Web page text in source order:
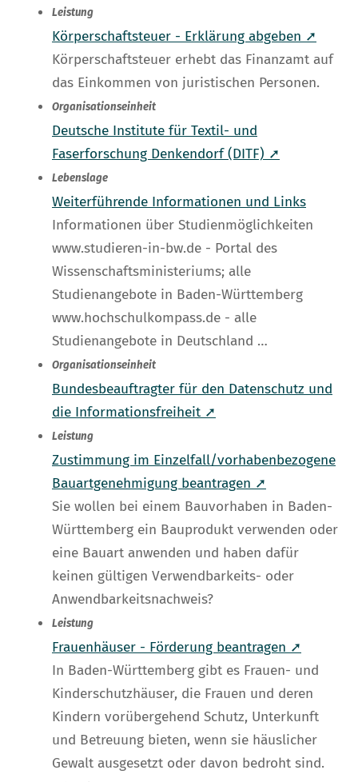
Leistung
Körperschaftsteuer - Erklärung abgeben ➚
Körperschaftsteuer erhebt das Finanzamt auf
das Einkommen von juristischen Personen.
Organisationseinheit
Deutsche Institute für Textil- und
Faserforschung Denkendorf (DITF) ➚
Lebenslage
Weiterführende Informationen und Links
Informationen über Studienmöglichkeiten
www.studieren-in-bw.de - Portal des
Wissenschaftsministeriums; alle
Studienangebote in Baden-Württemberg
www.hochschulkompass.de - alle
Studienangebote in Deutschland …
Organisationseinheit
Bundesbeauftragter für den Datenschutz und
die Informationsfreiheit ➚
Leistung
Zustimmung im Einzelfall/vorhabenbezogene
Bauartgenehmigung beantragen ➚
Sie wollen bei einem Bauvorhaben in Baden-
Württemberg ein Bauprodukt verwenden oder
eine Bauart anwenden und haben dafür
keinen gültigen Verwendbarkeits- oder
Anwendbarkeitsnachweis?
Leistung
Frauenhäuser - Förderung beantragen ➚
In Baden-Württemberg gibt es Frauen- und
Kinderschutzhäuser, die Frauen und deren
Kindern vorübergehend Schutz, Unterkunft
und Betreuung bieten, wenn sie häuslicher
Gewalt ausgesetzt oder davon bedroht sind.